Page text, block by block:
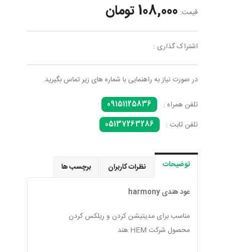
قیمت: 108,000 تومان
اشتراک گذاری :
در صورت نیاز به راهنمایی با شماره های زیر تماس بگیرید.
تلفن همراه :
09151125836
تلفن ثابت :
05137263286
توضیحات نظرات کاربران برچسب ها
عود هندی harmony
مناسب برای مدیتیشن کردن و ریلکس کردن
محصول شرکت HEM هند